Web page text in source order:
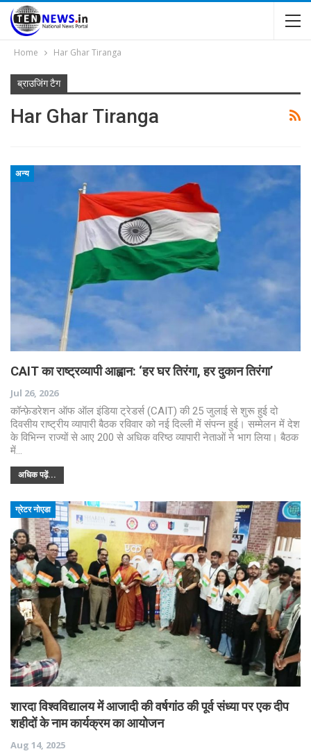
Home Har Ghar Tiranga
ब्राउजिंग टैग
Har Ghar Tiranga
अन्य
CAIT का राष्ट्रव्यापी आह्वान: ‘हर घर तिरंगा, हर दुकान तिरंगा’
Jul 26, 2026
कॉन्फ़ेडरेशन ऑफ ऑल इंडिया ट्रेडर्स (CAIT) की 25 जुलाई से शुरू हुई दो
दिवसीय राष्ट्रीय व्यापारी बैठक रविवार को नई दिल्ली में संपन्न हुई। सम्मेलन में देश
के विभिन्न राज्यों से आए 200 से अधिक वरिष्ठ व्यापारी नेताओं ने भाग लिया। बैठक
में…
अधिक पढ़ें...
ग्रेटर नोएडा
शारदा विश्वविद्यालय में आजादी की वर्षगांठ की पूर्व संध्या पर एक दीप
शहीदों के नाम कार्यक्रम का आयोजन
Aug 14, 2025